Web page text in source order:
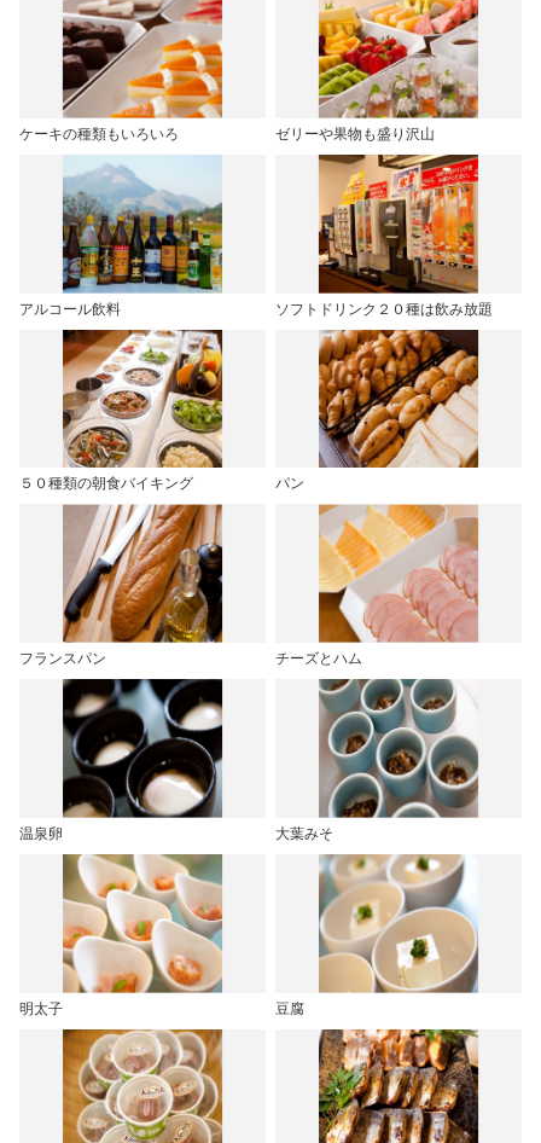
ケーキの種類もいろいろ ゼリーや果物も盛り沢山
アルコール飲料 ソフトドリンク２０種は飲み放題
５０種類の朝食バイキング パン
フランスパン チーズとハム
温泉卵 大葉みそ
明太子 豆腐